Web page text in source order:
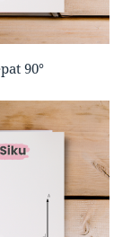
90°